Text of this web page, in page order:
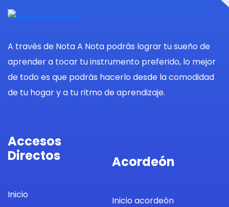
A través de Nota A Nota podrás lograr tu sueño de
aprender a tocar tu instrumento preferido, lo mejor
de todo es que podrás hacerlo desde la comodidad
de tu hogar y a tu ritmo de aprendizaje.
Accesos
Directos
Inicio
Acordeón
Inicio acordeón